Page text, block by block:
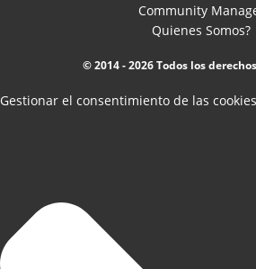
Community
Quienes Somos?
© 2014 - 2026 Todos los
Gestionar el consentimiento de las cookies